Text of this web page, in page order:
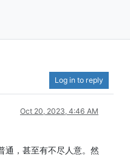
Log in to reply
Oct 20, 2023, 4:46 AM
通，甚至有不尽人意。然